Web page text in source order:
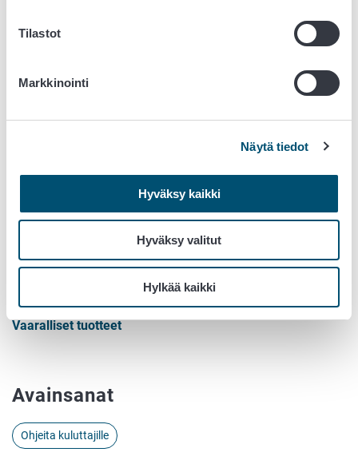
Tilastot
Markkinointi
Näytä tiedot
Hyväksy kaikki
Hyväksy valitut
Hylkää kaikki
Tilaa takaisinvedot sähköpostiisi
Tilaa Ruokaviraston tiedotteita ja takaisinvetoja.
Löydä vaarallinen tai vaatimusten
vastainen tuote
Tukesin ylläpitämälle sivustolle on koottu tuotteita, joiden
myyntiä viranomaiset tai yritykset ovat rajoittaneet.
Vaaralliset tuotteet
Avainsanat
Ohjeita kuluttajille